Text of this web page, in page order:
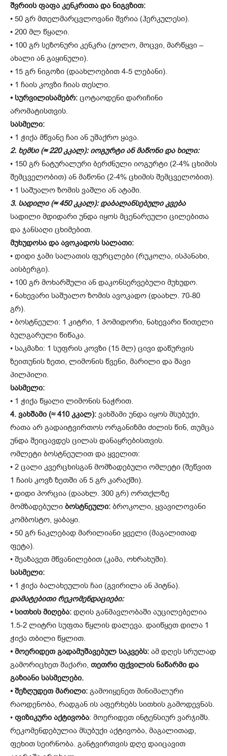
შვრიის ფაფა კენკრითა და ნიგვზით:
• 50 გრ მთელმარცვლოვანი შვრია (ჰერკულესი).
• 200 მლ წყალი.
• 100 გრ სეზონური კენკრა (ჟოლო, მოცვი, მარწყვი –
ახალი ან გაყინული).
• 15 გრ ნიგოზი (დაახლოებით 4-5 ლებანი).
• 1 ჩაის კოვზი ჩიას თესლი.
• სურვილისამებრ: ცოტაოდენი დარიჩინი
არომატისთვის.
სასმელი:
• 1 ჭიქა მწვანე ჩაი ან უშაქრო ყავა.
2. ხემსი (≈ 220 კკალ): იოგურტი ან მაწონი და ხილი:
• 150 გრ ნატურალური ბერძნული იოგურტი (2-4% ცხიმის
შემცველობით) ან მაწონი (2-4% ცხიმის შემცველობით).
• 1 საშუალო ზომის ვაშლი ან ატამი.
3. სადილი (≈ 450 კკალ): დაბალანსებული კვება
სადილი მდიდარი უნდა იყოს მცენარეული ცილებითა
და ჯანსაღი ცხიმებით.
მუხუდოსა და ავოკადოს სალათი:
• დიდი ჯამი სალათის ფურცლები (რუკოლა, ისპანახი,
აისბერგი).
• 100 გრ მოხარშული ან დაკონსერვებული მუხუდო.
• ნახევარი საშუალო ზომის ავოკადო (დაახლ. 70-80
გრ).
• ბოსტნეული: 1 კიტრი, 1 პომიდორი, ნახევარი წითელი
ბულგარული წიწაკა.
• საკმაზი: 1 სუფრის კოვზი (15 მლ) ცივი დაწურვის
ზეითუნის ზეთი, ლიმონის წვენი, მარილი და შავი
პილპილი.
სასმელი:
• 1 ჭიქა წყალი ლიმონის ნაჭრით.
4. ვახშამი (≈ 410 კკალ): ვახშამი უნდა იყოს მსუბუქი,
რათა არ გადაიტვირთოს ორგანიზმი ძილის წინ, თუმცა
უნდა შეიცავდეს ცილას დანაყრებისთვის.
ომლეტი ბოსტნეულით და ყველით:
• 2 ცალი კვერცხისგან მომზადებული ომლეტი (შეწვით
1 ჩაის კოვზ ზეთში ან 5 გრ კარაქში).
• დიდი პორცია (დაახლ. 300 გრ) ორთქლზე
მომზადებული ბოსტნეული: ბროკოლი, ყვავილოვანი
კომბოსტო, ყაბაყი.
• 50 გრ ნაკლებად მარილიანი ყველი (მაგალითად
ფეტა).
• შეაზავეთ მწვანილებით (კამა, ოხრახუში).
სასმელი:
• 1 ჭიქა ბალახეულის ჩაი (გვირილა ან პიტნა).
დამატებითი რეკომენდაციები:
• სითხის მიღება: დღის განმავლობაში აუცილებელია
1.5-2 ლიტრი სუფთა წყლის დალევა. დაიწყეთ დილა 1
ჭიქა თბილი წყლით.
• მოერიდეთ გადამუშავებულ საკვებს: ამ დღეს სრულად
გამორიცხეთ შაქარი, თეთრი ფქვილის ნაწარმი და
გაზიანი სასმელები.
• შეზღუდეთ მარილი: გამოიყენეთ მინიმალური
რაოდენობა, რადგან ის აფერხებს სითხის გამოდევნას.
• ფიზიკური აქტივობა: მოერიდეთ ინტენსიურ ვარჯიშს.
რეკომენდებულია მსუბუქი აქტივობა, მაგალითად,
ფეხით სეირნობა. განტვირთვის დღე დაიცავით